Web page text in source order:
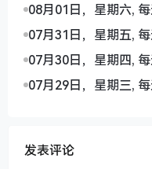
08月01日，星期六,
07月31日，星期五,
07月30日，星期四,
07月29日，星期三,
发表评论